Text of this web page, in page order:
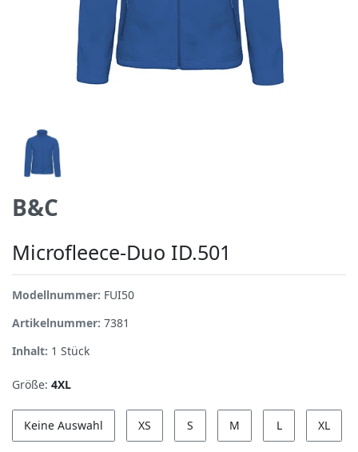
B&C
Microfleece-Duo ID.501
Modellnummer: FUI50
Artikelnummer: 7381
Inhalt: 1 Stück
Größe: 4XL
Keine Auswahl XS S M L XL